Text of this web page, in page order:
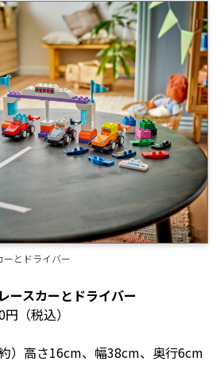
ーとドライバー
ースカーとドライバー
（税込）
）高さ16cm、幅38cm、奥行6cm